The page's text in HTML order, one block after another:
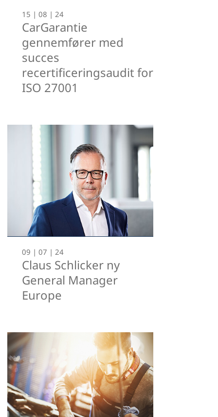
15 | 08 | 24
CarGarantie
gennemfører med
succes
recertificeringsaudit for
ISO 27001
09 | 07 | 24
Claus Schlicker ny
General Manager
Europe